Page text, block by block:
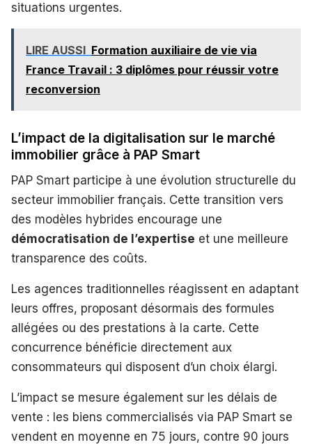
situations urgentes.
LIRE AUSSI Formation auxiliaire de vie via
France Travail : 3 diplômes pour réussir votre
reconversion
L’impact de la digitalisation sur le marché
immobilier grâce à PAP Smart
PAP Smart participe à une évolution structurelle du
secteur immobilier français. Cette transition vers
des modèles hybrides encourage une
démocratisation de l’expertise et une meilleure
transparence des coûts.
Les agences traditionnelles réagissent en adaptant
leurs offres, proposant désormais des formules
allégées ou des prestations à la carte. Cette
concurrence bénéficie directement aux
consommateurs qui disposent d’un choix élargi.
L’impact se mesure également sur les délais de
vente : les biens commercialisés via PAP Smart se
vendent en moyenne en 75 jours, contre 90 jours